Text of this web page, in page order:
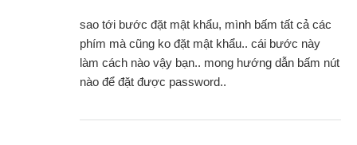
sao tới bước đặt mật khẩu, mình bấm tất cả các
phím mà cũng ko đặt mật khẩu.. cái bước này
làm cách nào vậy bạn.. mong hướng dẫn bấm nút
nào để đặt được password..